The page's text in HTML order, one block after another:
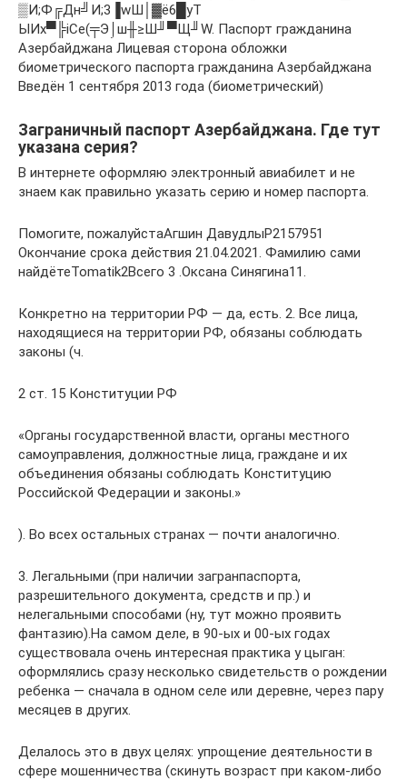
▒И;Ф╔Дн╝И;3▐wШ│▓ё6█yT
ЫИx▀╠iCе(╤Э⌡ш╫≥Ш╜▀Щ╜W. Паспорт гражданина
Азербайджана Лицевая сторона обложки
биометрического паспорта гражданина Азербайджана
Введён 1 сентября 2013 года (биометрический)
Заграничный паспорт Азербайджана. Где тут
указана серия?
В интернете оформляю электронный авиабилет и не
знаем как правильно указать серию и номер паспорта.
Помогите, пожалуйстаАгшин ДавудлыР2157951
Окончание срока действия 21.04.2021. Фамилию сами
найдётеTomаtik2Всего 3 .Оксана Синягина11.
Конкретно на территории РФ — да, есть. 2. Все лица,
находящиеся на территории РФ, обязаны соблюдать
законы (ч.
2 ст. 15 Конституции РФ
«Органы государственной власти, органы местного
самоуправления, должностные лица, граждане и их
объединения обязаны соблюдать Конституцию
Российской Федерации и законы.»
). Во всех остальных странах — почти аналогично.
3. Легальными (при наличии загранпаспорта,
разрешительного документа, средств и пр.) и
нелегальными способами (ну, тут можно проявить
фантазию).На самом деле, в 90-ых и 00-ых годах
существовала очень интересная практика у цыган:
оформлялись сразу несколько свидетельств о рождении
ребенка — сначала в одном селе или деревне, через пару
месяцев в других.
Делалось это в двух целях: упрощение деятельности в
сфере мошенничества (скинуть возраст при каком-либо